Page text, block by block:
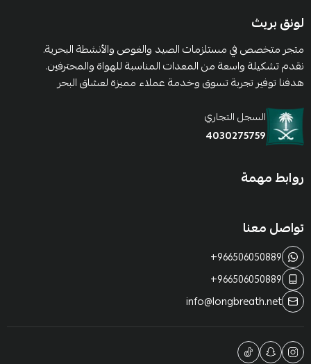
لونق بريث
متجر متخصص في مستلزمات الصيد والغوص والأنشطة البحرية.
نقدم تشكيلة واسعة من المعدات المناسبة للهواة والمحترفين.
هدفنا توفير تجربة تسوق وخدمة عملاء مميزة لعشاق البحر
السجل التجاري
4030275759
روابط مهمة
تواصل معنا
+966506050889
+966506050889
info@longbreath.net